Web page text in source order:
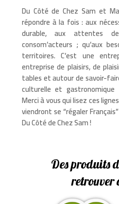
Du Côté de Chez Sam et
répondre à la fois : aux
durable, aux attentes
consom’acteurs ; qu’aux
territoires. C’est une
entreprise de plaisirs, de
tables et autour de savoir-
culturelle et
Merci à vous qui lisez ces
viendront se “régaler
Du Côté de Chez Sam !
Des produits
retrouver